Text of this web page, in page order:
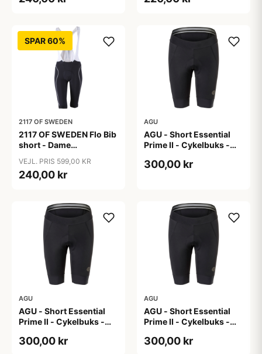
SPAR 60%
2117 OF SWEDEN
2117 OF SWEDEN Flo Bib
short - Dame
Sort - Str. 40
VEJL. PRIS 599,00 KR
240,00 kr
AGU
AGU - Short Essential
Prime II - Cykelbuks -
300,00 kr
AGU
AGU - Short Essential
Prime II - Cykelbuks -
300,00 kr
AGU
AGU - Short Essential
Prime II - Cykelbuks -
300,00 kr